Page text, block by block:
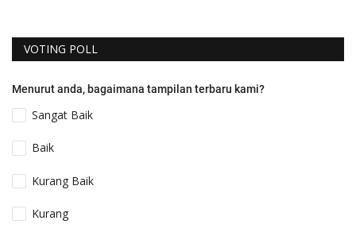
VOTING POLL
Menurut anda, bagaimana tampilan terbaru kami?
Sangat Baik
Baik
Kurang Baik
Kurang